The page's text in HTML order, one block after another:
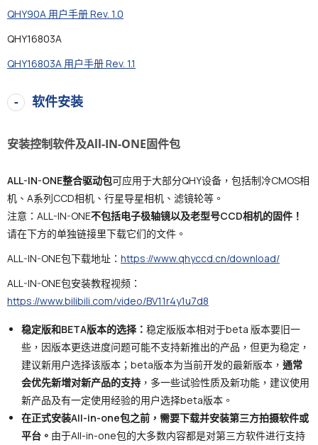
QHY90A 用户手册 Rev. 1.0
QHY16803A
QHY16803A 用户手册 Rev. 1.1
软件安装
安装控制软件及All-IN-ONE固件包
ALL-IN-ONE整合驱动包可应用于大部分QHY设备，包括制冷CMOS相
机、A系列CCD相机、行星导星相机、滤镜轮等。
注意：ALL-IN-ONE不包括电子极轴镜以及老型号CCD相机的固件！
请在下方的单独链接里下载它们的文件。
ALL-IN-ONE包下载地址： https://www.qhyccd.cn/download/
ALL-IN-ONE包安装教程视频：
https://www.bilibili.com/video/BV11r4y1u7d8
稳定版和BETA版本的选择： 稳定版版本相对于beta 版本要旧一
些，因版本更迭进度问题可能不支持新推出的产品，但更为稳定，
建议新用户选择该版本；beta版本为当前开发的最新版本， 通常
会优先新增对新产品的支持 ，多一些试验性质及新功能，建议使用
新产品及有一定使用经验的用户选择beta版本。
在正式安装All-in-one包之前，需要下载并安装第三方拍摄软件或
平台。 由于All-in-one包的大多数内容都是对第三方软件进行支持